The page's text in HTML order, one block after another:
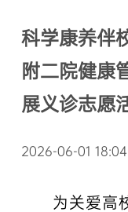
科学康养伴
附二院健康
展义诊志愿
2026-06-01 18:04
为关爱高